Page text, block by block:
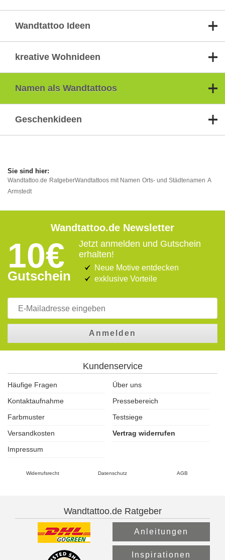
Wandtattoo Ideen
kreative Wohnideen
Namen als Wandtattoos
Geschenkideen
Wandtattoo.de RatgeberWandtattoos mit Namen Orts- und Städtenamen A
Armstedt
Wandtattoo.de Newsletter
10€
Gutschein
Jetzt anmelden und Gutschein
erhalten!
Neue Motive entdecken
exklusive Vorteile
Anmelden
Kundenservice
Häufige Fragen
Über uns
Kontaktaufnahme
Pressebereich
Farbmuster
Testsiege
Versandkosten
Vertrag widerrufen
Impressum
Widerrufsrecht Datenschutz AGB
Wandtattoo.de Ratgeber
Anleitungen
Inspirationen